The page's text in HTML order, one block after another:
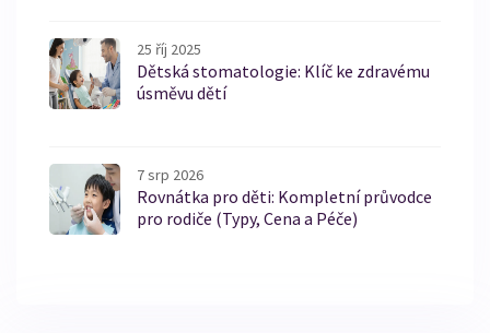
25 říj 2025
Dětská stomatologie: Klíč ke zdravému
úsměvu dětí
7 srp 2026
Rovnátka pro děti: Kompletní průvodce
pro rodiče (Typy, Cena a Péče)